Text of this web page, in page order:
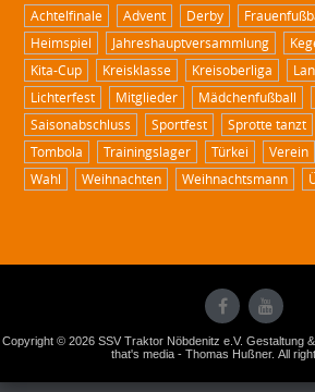
Achtelfinale Advent Derby
Heimspiel
Jahreshauptversammlung
Kita-Cup
Kreisklasse Kreisoberliga
Lichterfest
Mitglieder Mädchenfußball
Saisonabschluss
Sportfest Sprotte tanzt
Tombola
Trainingslager Türkei Verein
Wahl
Weihnachten Weihnachtsmann
Copyright © 2026 SSV Traktor Nöbdenitz e.V. Gestaltung
that's media - Thomas Hußner. All